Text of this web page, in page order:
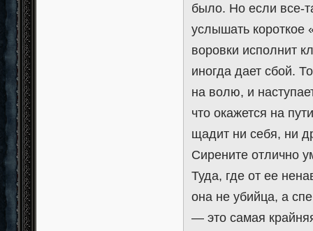
было. Но если все-
услышать короткое
воровки исполнит
иногда дает сбой.
на волю, и
что окажется на
щадит ни себя, ни
Сирените отлично
Туда, где от ее
она не убийца, а
— это самая